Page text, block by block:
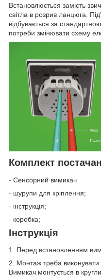
Встановлюється замість
світла в розрив ланцюга.
відбувається за
потреби змінювати схему
Комплект
- Сенсорний вимикач
- шурупи для кріплення;
- інструкція;
- коробка;
Інструкція
1. Перед встановленням
2. Монтаж треба виконувати
Вимикач монтується в